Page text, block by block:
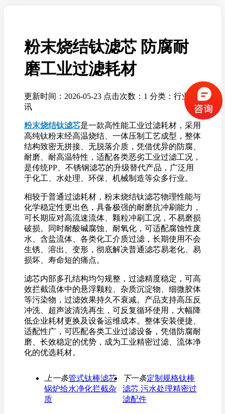
粉末烧结钛滤芯 防腐耐
磨工业过滤耗材
更新时间：2026-05-23 点击次数：1 分类：行业资
讯
粉末烧结钛滤芯是一款高性能工业过滤耗材，采用
高纯钛粉末经高温烧结、一体压制工艺成型，整体
结构致密无拼接、无脱落介质，凭借优异的防腐、
耐磨、耐高温特性，适配各类恶劣工业过滤工况，
是传统PP、不锈钢滤芯的升级替代产品，广泛用
于化工、水处理、环保、机械制造等众多行业。
相较于普通过滤耗材，粉末烧结钛滤芯物理性能与
化学稳定性更出色，具备极强的耐磨抗冲刷能力，
可长期应对高流速流体、颗粒冲刷工况，不易磨损
破损。同时耐酸碱腐蚀、耐氧化，可适配腐蚀性废
水、含盐流体、各类化工介质过滤，长期使用不会
生锈、溶出、变形，彻底解决普通滤芯易老化、易
损坏、寿命短的痛点。
滤芯内部多孔结构均匀规整，过滤精度稳定，可高
效拦截流体中的悬浮颗粒、杂质沉淀物、细微胶体
等污染物，过滤效果持久不衰减。产品支持高压反
冲洗、超声波清洗再生，可反复循环使用，大幅降
低企业耗材更换及设备运维成本。整体安装便捷、
适配性广，可匹配各类工业过滤设备，凭借防腐耐
磨、长效稳定的优势，成为工业精密过滤、流体净
化的优选耗材。
上一条管式钛棒滤芯
锅炉给水净化拦截杂
质
下一条定制规格钛棒
滤芯 污水处理精密过
滤配件